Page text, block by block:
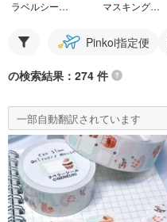
ラベルシールロール マスキングテープロール
Pinkoi指定便
の検索結果：274 件
一部自動翻訳されています